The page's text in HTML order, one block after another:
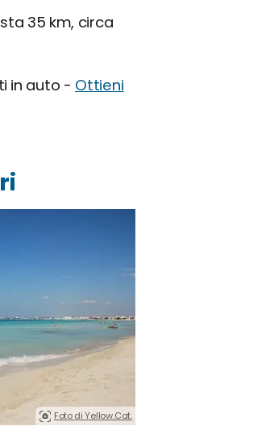
35 km, circa
in auto - Ottieni
Foto di Yellow.Cat.